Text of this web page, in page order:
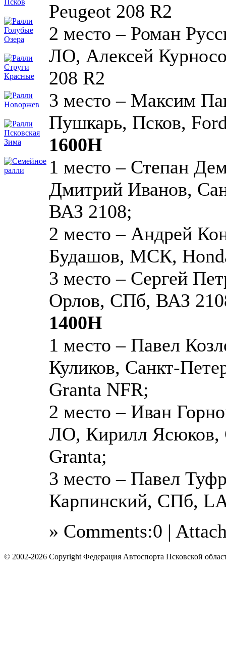
Peugeot 208 R2
2 место – Роман
ЛО, Алексей
208 R2
3 место – Максим
Пушкарь, Псков,
1600Н
1 место – Степан
Дмитрий Иванов,
ВАЗ 2108;
2 место – Андрей
Будашов, МСК,
3 место – Сергей
Орлов, СПб, ВАЗ
1400Н
1 место – Павел
Куликов, Санкт-
Granta NFR;
2 место – Иван
ЛО, Кирилл
Granta;
3 место – Павел
Карпинский, СПб,
» Comments:0 |
© 2002-2026 Copyright Федерация Автоспорта Псковской